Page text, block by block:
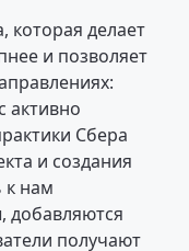
делает
и позволяет
активно
Сбера
и создания
нам
добавляются
получают